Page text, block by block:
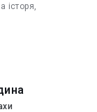
історя,